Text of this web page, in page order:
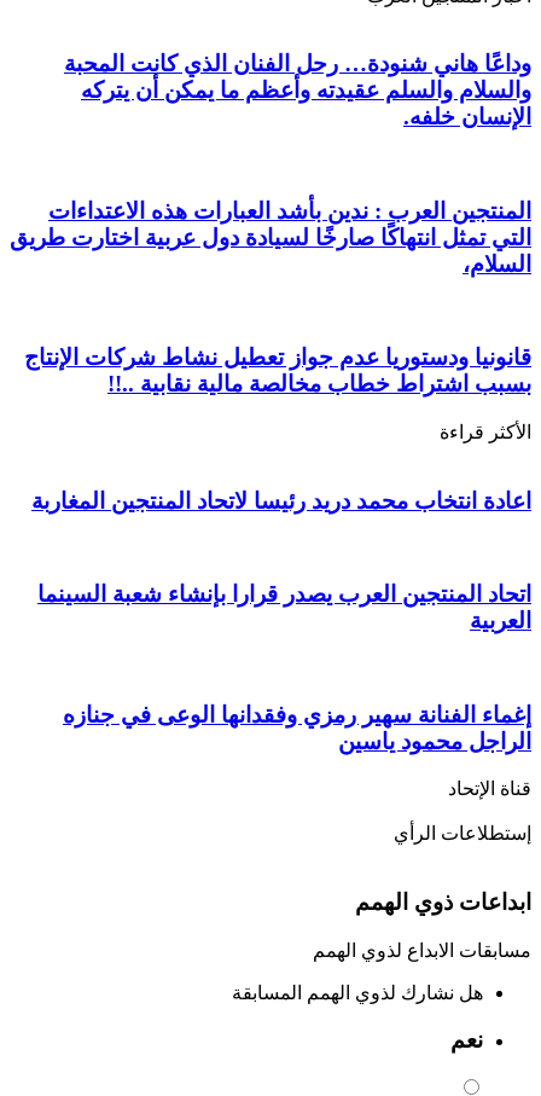
وداعًا هاني شنودة… رحل الفنان الذي كانت المحبة
والسلام والسلم عقيدته وأعظم ما يمكن أن يتركه
الإنسان خلفه.
المنتجين العرب : ندين بأشد العبارات هذه الاعتداءات
التي تمثل انتهاكًا صارخًا لسيادة دول عربية اختارت طريق
السلام،
قانونيا ودستوريا عدم جواز تعطيل نشاط شركات الإنتاج
بسبب اشتراط خطاب مخالصة مالية نقابية ..!!
الأكثر قراءة
اعادة انتخاب محمد دريد رئيسا لاتحاد المنتجين المغاربة
اتحاد المنتجين العرب يصدر قرارا بإنشاء شعبة السينما
العربية
إغماء الفنانة سهير رمزي وفقدانها الوعى في جنازه
الراجل محمود ياسين
قناة الإتحاد
إستطلاعات الرأي
ابداعات ذوي الهمم
مسابقات الابداع لذوي الهمم
هل نشارك لذوي الهمم المسابقة
نعم